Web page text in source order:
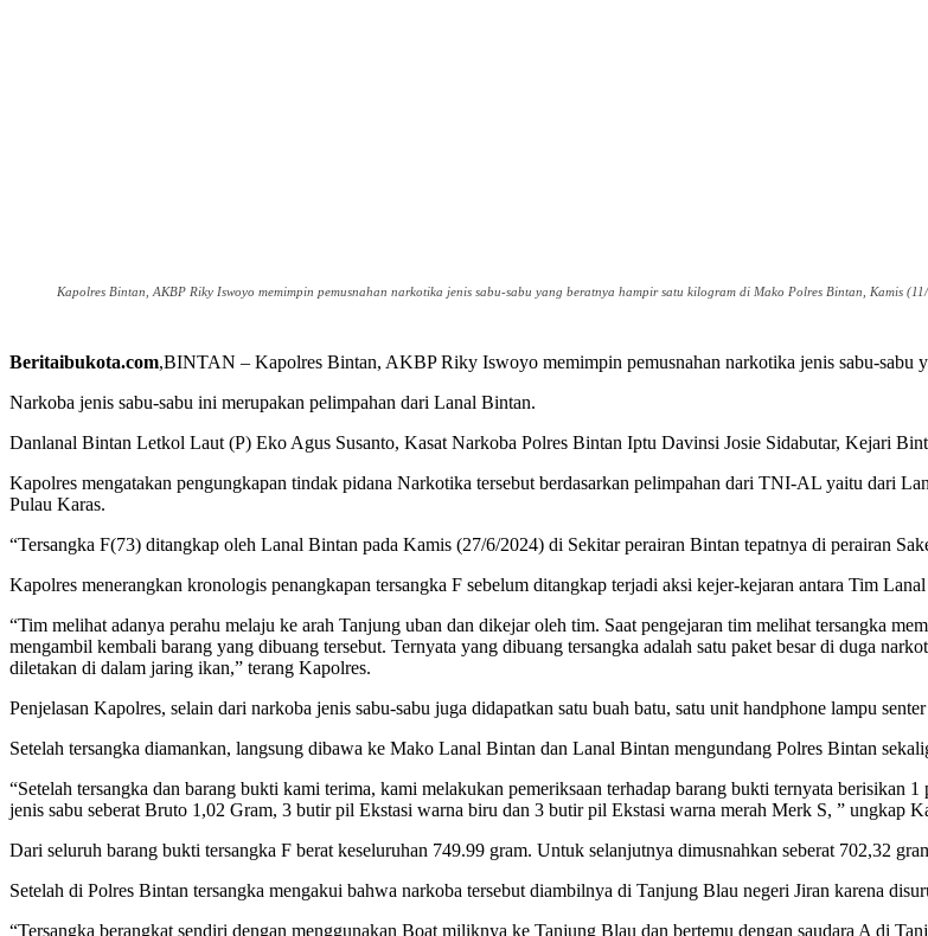
Kapolres Bintan, AKBP Riky Iswoyo memimpin pemusnahan narkotika jenis sabu-sabu yang beratnya hampir satu kilogram di Mako Polres Bintan, Kamis
Beritaibukota.com,BINTAN – Kapolres Bintan, AKBP Riky Iswoyo memimpin pemusnahan narkotika jenis sabu-sabu
Narkoba jenis sabu-sabu ini merupakan pelimpahan dari Lanal Bintan.
Danlanal Bintan Letkol Laut (P) Eko Agus Susanto, Kasat Narkoba Polres Bintan Iptu Davinsi Josie Sidabutar, Kejari
Kapolres mengatakan pengungkapan tindak pidana Narkotika tersebut berdasarkan pelimpahan dari TNI-AL yaitu dari
Pulau Karas.
“Tersangka F(73) ditangkap oleh Lanal Bintan pada Kamis (27/6/2024) di Sekitar perairan Bintan tepatnya di perairan
Kapolres menerangkan kronologis penangkapan tersangka F sebelum ditangkap terjadi aksi kejer-kejaran antara Tim
“Tim melihat adanya perahu melaju ke arah Tanjung uban dan dikejar oleh tim. Saat pengejaran tim melihat tersangka
mengambil kembali barang yang dibuang tersebut. Ternyata yang dibuang tersangka adalah satu paket besar di duga
diletakan di dalam jaring ikan,” terang Kapolres.
Penjelasan Kapolres, selain dari narkoba jenis sabu-sabu juga didapatkan satu buah batu, satu unit handphone lampu
Setelah tersangka diamankan, langsung dibawa ke Mako Lanal Bintan dan Lanal Bintan mengundang Polres Bintan
“Setelah tersangka dan barang bukti kami terima, kami melakukan pemeriksaan terhadap barang bukti ternyata berisikan
jenis sabu seberat Bruto 1,02 Gram, 3 butir pil Ekstasi warna biru dan 3 butir pil Ekstasi warna merah Merk S, ” ungkap
Dari seluruh barang bukti tersangka F berat keseluruhan 749.99 gram. Untuk selanjutnya dimusnahkan seberat 702,32
Setelah di Polres Bintan tersangka mengakui bahwa narkoba tersebut diambilnya di Tanjung Blau negeri Jiran karena
“Tersangka berangkat sendiri dengan menggunakan Boat miliknya ke Tanjung Blau dan bertemu dengan saudara A di